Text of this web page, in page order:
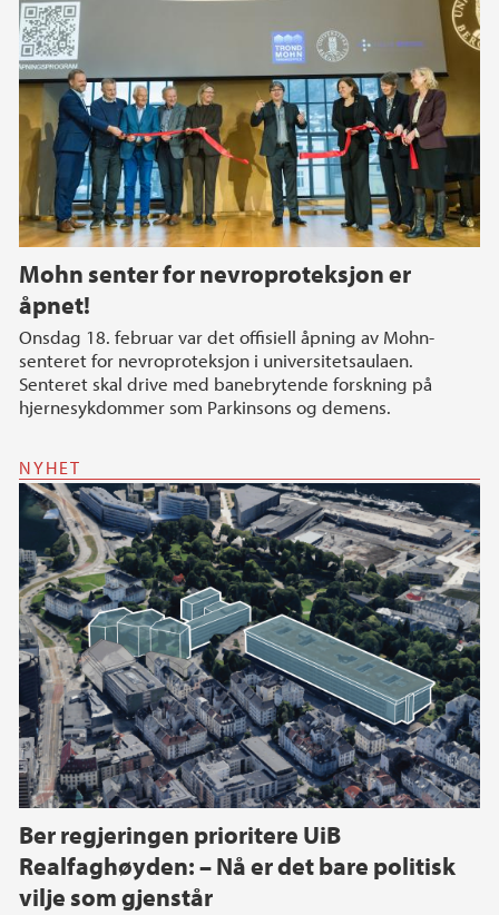
Mohn senter for nevroproteksjon er
åpnet!
Onsdag 18. februar var det offisiell åpning av Mohn-
senteret for nevroproteksjon i universitetsaulaen.
Senteret skal drive med banebrytende forskning på
hjernesykdommer som Parkinsons og demens.
NYHET
Ber regjeringen prioritere UiB
Realfaghøyden: – Nå er det bare politisk
vilje som gjenstår